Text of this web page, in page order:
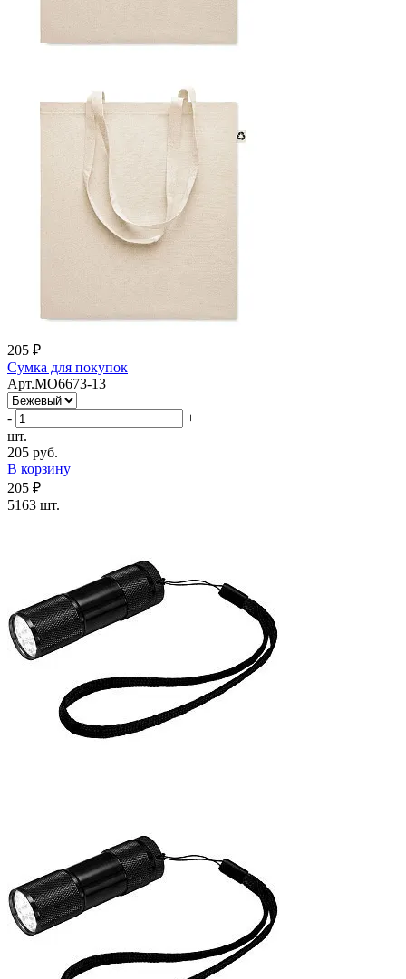
205 ₽
Сумка для покупок
Арт.MO6673-13
-
+
шт.
205 руб.
В корзину
205 ₽
5163 шт.